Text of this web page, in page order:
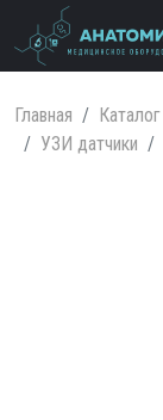
Главная Каталог
УЗИ датчики